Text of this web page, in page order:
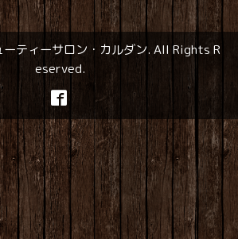
ーティーサロン・カルダン. All Rights R
eserved.